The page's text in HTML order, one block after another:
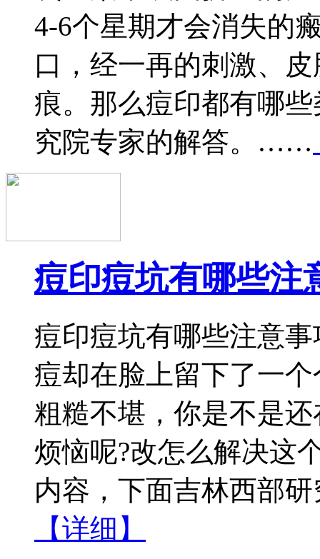
4-6个星期才会消失的
口，经一再的刺激、
痕。那么痘印都有哪
究院专家的解答。……
痘印痘坑有哪些注
痘印痘坑有哪些注意
痘却在脸上留下了一
粗糙不堪，你是不是
烦恼呢?改怎么解决这
内容，下面吉林西部
【详细】